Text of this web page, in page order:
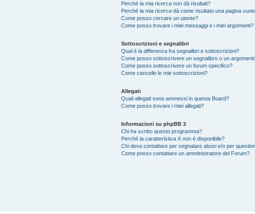
Perché la mia ricerca non dà risultati?
Perché la mia ricerca dà come risultato una pagina
Come posso cercare un utente?
Come posso trovare i miei messaggi e i miei argomenti?
Sottoscrizioni e segnalibri
Qual è la differenza fra segnalibri e sottoscrizioni?
Come posso sottoscrivere un segnalibro o un
Come posso sottoscrivere un forum specifico?
Come cancello le mie sottoscrizioni?
Allegati
Quali allegati sono ammessi in questa Board?
Come posso trovare i miei allegati?
Informazioni su phpBB 3
Chi ha scritto questo programma?
Perché la caratteristica X non è disponibile?
Chi devo contattare per segnalare abusi e/o per
Come posso contattare un amministratore del Forum?